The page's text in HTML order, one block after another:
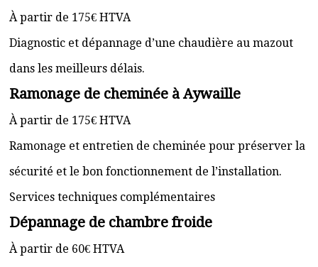
À partir de 175€ HTVA
Diagnostic et dépannage d’une chaudière au mazout
dans les meilleurs délais.
Ramonage de cheminée à Aywaille
À partir de 175€ HTVA
Ramonage et entretien de cheminée pour préserver la
sécurité et le bon fonctionnement de l’installation.
Services techniques complémentaires
Dépannage de chambre froide
À partir de 60€ HTVA